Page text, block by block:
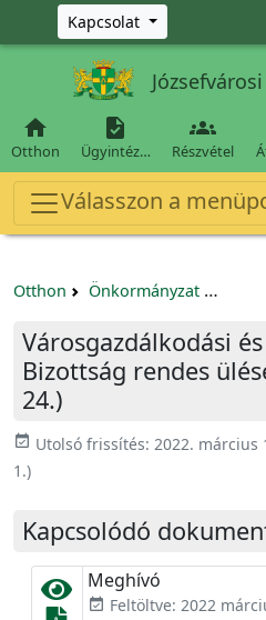
Ugrás a fő tartalomra
Kapcsolat

Otthon

Ügyintéz…

Részvétel
Válasszon a
Otthon Önkormányzat
Városgazdálkodási
Bizottság rendes
24.)
event_available Utolsó frissítés: 2022. március
1.)
Kapcsolódó
Meghívó
event_available Feltöltve: 2022